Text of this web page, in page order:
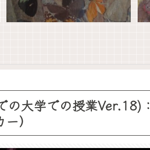
の大学での授業Ver.18)：
）